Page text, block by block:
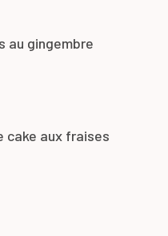
au gingembre
cake aux fraises